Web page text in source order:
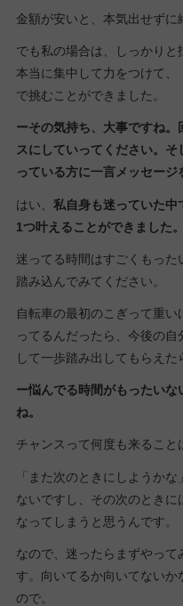
金額が安いと、本気出せずに
でも私の場合は、しっかり
本当に集中して力をつけて、
で挑むことができました。
ーその気持ち、大事ですね
スにしていってください。 そ
っている方に一言メッセージ
はい、 私自身も迷っていた中
1つ叶えることができました。
迷ってる時間はすごくもった
踏み込んでみてください。
自転車の最初のこぎって重
ってるんだったら、今後の
して一歩踏み出してもらえた
ー悩んでる時間がもったいな
ね。
チャンスって何度も来ること
「また次のときにしようか
ないですし、その次のときに
なってしまうと思うんです。
なので、迷ったらまずやって
す。向いてるか向いてない
ので。